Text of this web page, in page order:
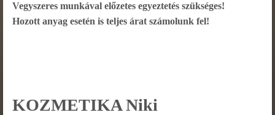
Vegyszeres munkával előzetes egyeztetés szükséges!
Hozott anyag esetén is teljes árat számolunk fel!
KOZMETIKA Niki